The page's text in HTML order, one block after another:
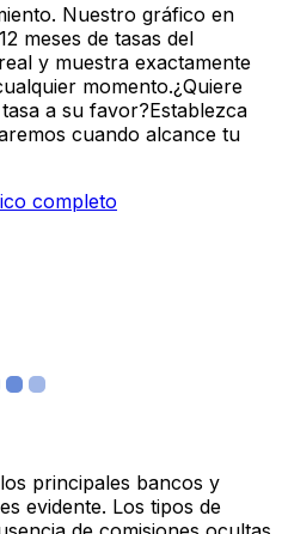
Nuestro gráfico en
meses de tasas del
y muestra exactamente
momento.¿Quiere
a su favor?Establezca
cuando alcance tu
completo
principales bancos y
evidente. Los tipos de